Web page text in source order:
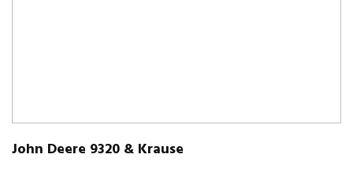
John Deere 9320 & Krause